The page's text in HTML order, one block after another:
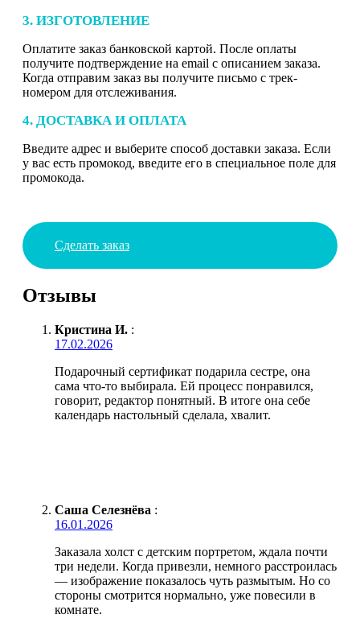
3. ИЗГОТОВЛЕНИЕ
Оплатите заказ банковской картой. После оплаты
получите подтверждение на email с описанием заказа.
Когда отправим заказ вы получите письмо с трек-
номером для отслеживания.
4. ДОСТАВКА И ОПЛАТА
Введите адрес и выберите способ доставки заказа. Если
у вас есть промокод, введите его в специальное поле для
промокода.
Сделать заказ
Отзывы
Кристина И. :
17.02.2026
Подарочный сертификат подарила сестре, она
сама что-то выбирала. Ей процесс понравился,
говорит, редактор понятный. В итоге она себе
календарь настольный сделала, хвалит.
Саша Селезнёва :
16.01.2026
Заказала холст с детским портретом, ждала почти
три недели. Когда привезли, немного расстроилась
— изображение показалось чуть размытым. Но со
стороны смотрится нормально, уже повесили в
комнате.